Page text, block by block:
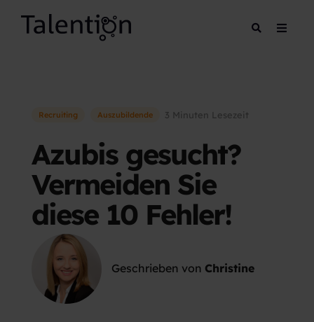
Recruiting Auszubildende 3 Minuten Lesezeit
Azubis gesucht?
Vermeiden Sie
diese 10 Fehler!
Geschrieben von Christine